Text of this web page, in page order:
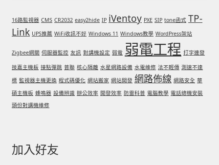
公用房間插卡計費方案
充電樁
線上網路購物
DIY材料
結帳
16路監視器 CMS CR2032 easy2hide IP iVentoy PXE SIP tone函式 TP-
Link UPS推薦 WiFi收訊不好 Windows 11 Windows教學 WordPress架站
Zigbee網關 伺服器監控 友訊 對講機設定 弱電 弱電工程 打字連發
技嘉主機板 接點彈跳 普聯 核心隔離 水星網路設備 水電維修 法不輕傳 測速不達
標 監視器主機更換 程式碼優化 網站搬家 網站開發 網路佈線 網路安全 華
碩主機板 蜂鳴器 設備辨識 辦公效率 開發效率 防雷科普 電腦教學 電話總機安裝
頭份對講機維修
加入好友